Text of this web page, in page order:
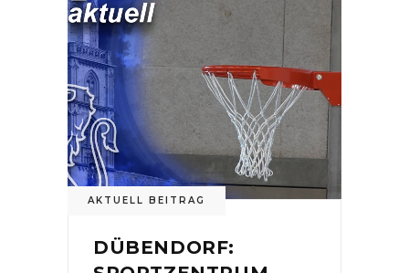
AKTUELL BEITRAG
DÜBENDORF: